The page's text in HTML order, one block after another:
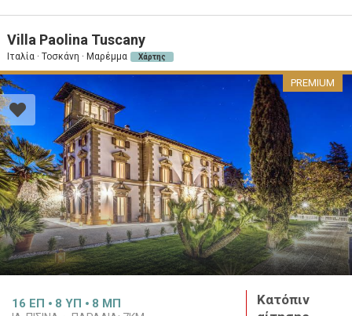
Villa Paolina Tuscany
Ιταλία · Τοσκάνη · Μαρέμμα Χάρτης
PREMIUM
16 ΕΠ 8 ΥΠ 8 ΜΠ
Κατόπιν